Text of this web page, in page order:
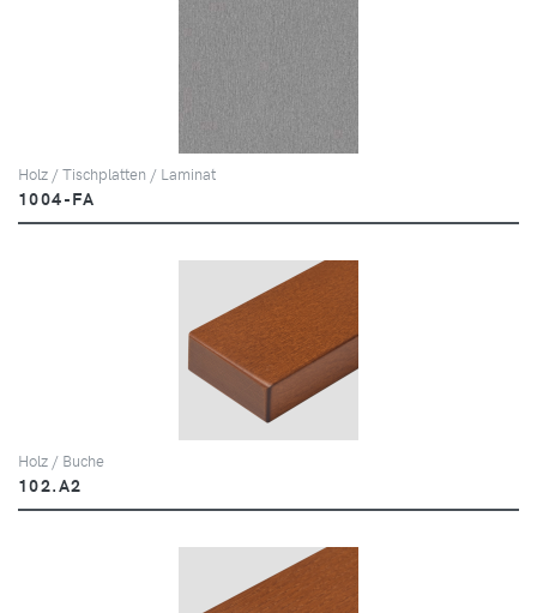
Holz / Tischplatten / Laminat
1004-FA
Holz / Buche
102.A2